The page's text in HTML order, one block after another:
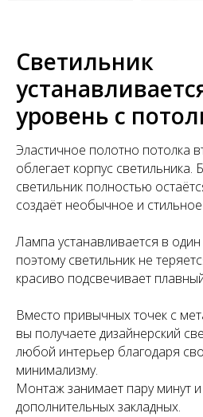
Светильник
уровень с
Эластичное полотно потолка
облегает корпус светильника.
светильник полностью
создаёт необычное и
Лампа устанавливается в
поэтому светильник не
красиво подсвечивает
Вместо привычных точек с
вы получаете дизайнерский
любой интерьер благодаря
минимализму.
Монтаж занимает пару минут
дополнительных закладных.